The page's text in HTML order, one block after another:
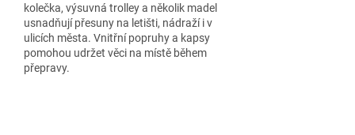
kolečka, výsuvná trolley a několik madel
usnadňují přesuny na letišti, nádraží i v
ulicích města. Vnitřní popruhy a kapsy
pomohou udržet věci na místě během
přepravy.